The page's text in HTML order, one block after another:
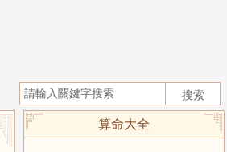
算命大全